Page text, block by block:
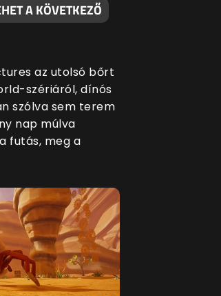
A KÖVETKEZŐ
az utolsó bőrt
szériáról, dínós
szólva sem terem
nap múlva
futás, meg a